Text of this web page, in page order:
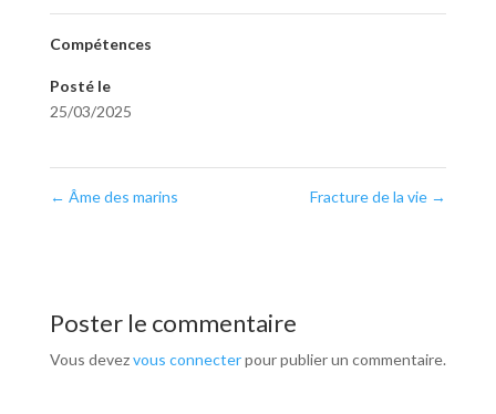
Compétences
Posté le
25/03/2025
← Âme des marins Fracture de la vie →
Poster le commentaire
Vous devezvous connecterpour publier un commentaire.